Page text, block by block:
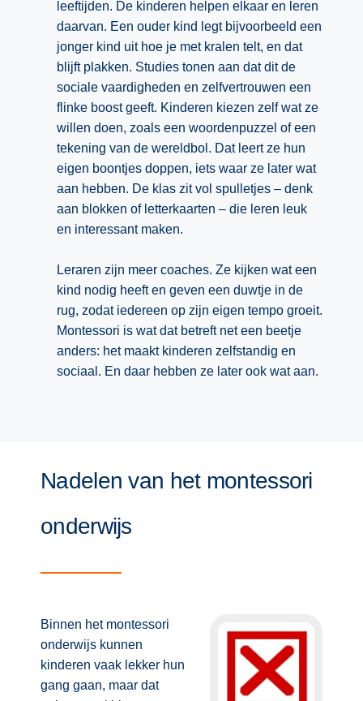
leeftijden. De kinderen helpen elkaar en leren
daarvan. Een ouder kind legt bijvoorbeeld een
jonger kind uit hoe je met kralen telt, en dat
blijft plakken. Studies tonen aan dat dit de
sociale vaardigheden en zelfvertrouwen een
flinke boost geeft. Kinderen kiezen zelf wat ze
willen doen, zoals een woordenpuzzel of een
tekening van de wereldbol. Dat leert ze hun
eigen boontjes doppen, iets waar ze later wat
aan hebben. De klas zit vol spulletjes – denk
aan blokken of letterkaarten – die leren leuk
en interessant maken.
Leraren zijn meer coaches. Ze kijken wat een
kind nodig heeft en geven een duwtje in de
rug, zodat iedereen op zijn eigen tempo groeit.
Montessori is wat dat betreft net een beetje
anders: het maakt kinderen zelfstandig en
sociaal. En daar hebben ze later ook wat aan.
Nadelen van het montessori
onderwijs
Binnen het montessori
onderwijs kunnen
kinderen vaak lekker hun
gang gaan, maar dat